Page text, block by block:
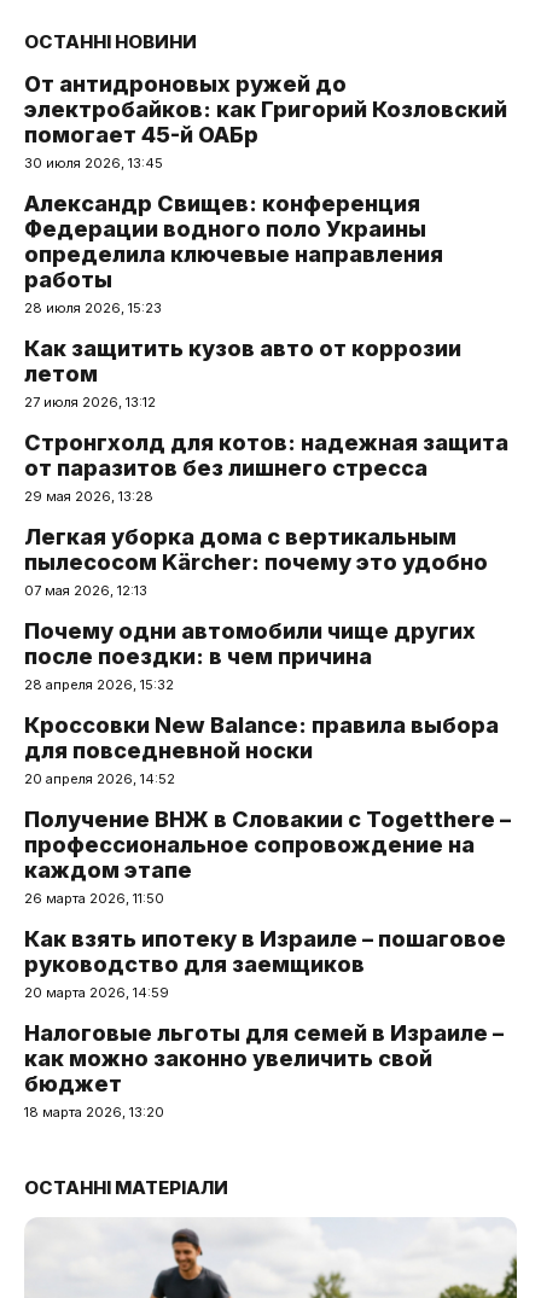
ОСТАННІ НОВИНИ
От антидроновых ружей до
электробайков: как Григорий Козловский
помогает 45-й ОАБр
30 июля 2026, 13:45
Александр Свищев: конференция
Федерации водного поло Украины
определила ключевые направления
работы
28 июля 2026, 15:23
Как защитить кузов авто от коррозии
летом
27 июля 2026, 13:12
Стронгхолд для котов: надежная защита
от паразитов без лишнего стресса
29 мая 2026, 13:28
Легкая уборка дома с вертикальным
пылесосом Kärcher: почему это удобно
07 мая 2026, 12:13
Почему одни автомобили чище других
после поездки: в чем причина
28 апреля 2026, 15:32
Кроссовки New Balance: правила выбора
для повседневной носки
20 апреля 2026, 14:52
Получение ВНЖ в Словакии с Togetthere –
профессиональное сопровождение на
каждом этапе
26 марта 2026, 11:50
Как взять ипотеку в Израиле – пошаговое
руководство для заемщиков
20 марта 2026, 14:59
Налоговые льготы для семей в Израиле –
как можно законно увеличить свой
бюджет
18 марта 2026, 13:20
ОСТАННІ МАТЕРІАЛИ